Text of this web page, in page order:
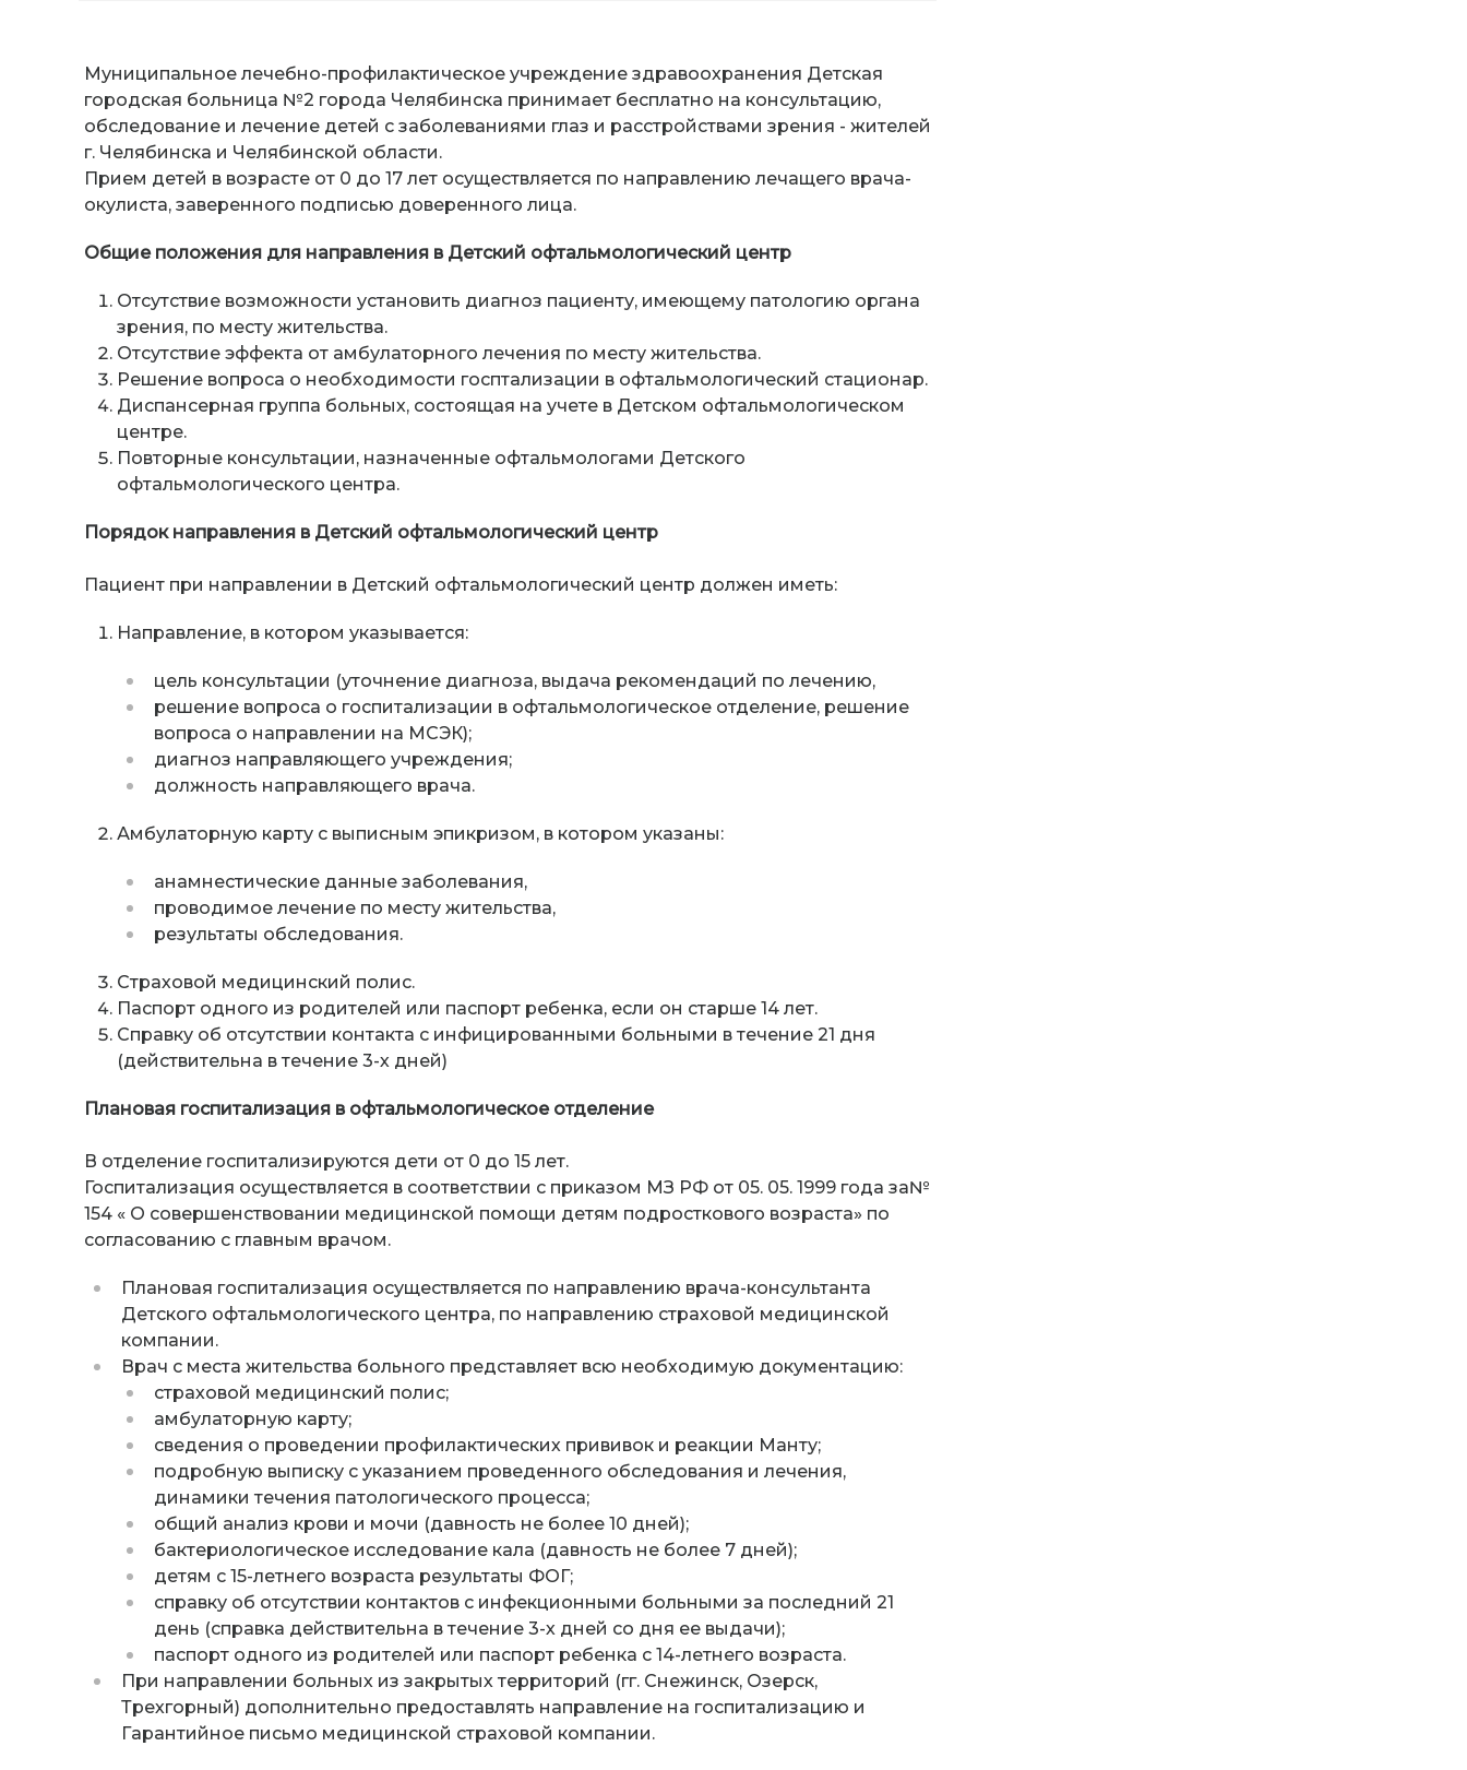
Муниципальное лечебно-профилактическое учреждение здравоохранения Детская
городская больница №2 города Челябинска принимает бесплатно на консультацию,
обследование и лечение детей с заболеваниями глаз и расстройствами зрения - жителей
г. Челябинска и Челябинской области.
Прием детей в возрасте от 0 до 17 лет осуществляется по направлению лечащего врача-
окулиста, заверенного подписью доверенного лица.
Общие положения для направления в Детский офтальмологический центр
Отсутствие возможности установить диагноз пациенту, имеющему патологию органа
зрения, по месту жительства.
Отсутствие эффекта от амбулаторного лечения по месту жительства.
Решение вопроса о необходимости госптализации в офтальмологический стационар.
Диспансерная группа больных, состоящая на учете в Детском офтальмологическом
центре.
Повторные консультации, назначенные офтальмологами Детского
офтальмологического центра.
Порядок направления в Детский офтальмологический центр
Пациент при направлении в Детский офтальмологический центр должен иметь:
Направление, в котором указывается:
цель консультации (уточнение диагноза, выдача рекомендаций по лечению,
решение вопроса о госпитализации в офтальмологическое отделение, решение
вопроса о направлении на МСЭК);
диагноз направляющего учреждения;
должность направляющего врача.
Амбулаторную карту с выписным эпикризом, в котором указаны:
анамнестические данные заболевания,
проводимое лечение по месту жительства,
результаты обследования.
Страховой медицинский полис.
Паспорт одного из родителей или паспорт ребенка, если он старше 14 лет.
Справку об отсутствии контакта с инфицированными больными в течение 21 дня
(действительна в течение 3-х дней)
Плановая госпитализация в офтальмологическое отделение
В отделение госпитализируются дети от 0 до 15 лет.
Госпитализация осуществляется в соответствии с приказом МЗ РФ от 05. 05. 1999 года за№
154 « О совершенствовании медицинской помощи детям подросткового возраста» по
согласованию с главным врачом.
Плановая госпитализация осуществляется по направлению врача-консультанта
Детского офтальмологического центра, по направлению страховой медицинской
компании.
Врач с места жительства больного представляет всю необходимую документацию:
страховой медицинский полис;
амбулаторную карту;
сведения о проведении профилактических прививок и реакции Манту;
подробную выписку с указанием проведенного обследования и лечения,
динамики течения патологического процесса;
общий анализ крови и мочи (давность не более 10 дней);
бактериологическое исследование кала (давность не более 7 дней);
детям с 15-летнего возраста результаты ФОГ;
справку об отсутствии контактов с инфекционными больными за последний 21
день (справка действительна в течение 3-х дней со дня ее выдачи);
паспорт одного из родителей или паспорт ребенка с 14-летнего возраста.
При направлении больных из закрытых территорий (гг. Снежинск, Озерск,
Трехгорный) дополнительно предоставлять направление на госпитализацию и
Гарантийное письмо медицинской страховой компании.